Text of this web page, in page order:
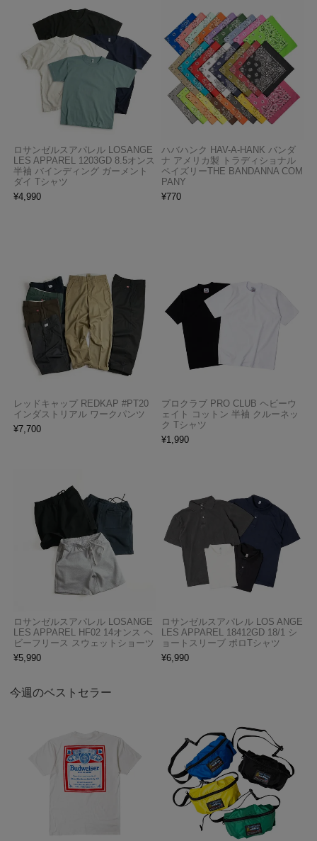
ロサンゼルスアパレル LOSANGE
LES APPAREL 1203GD 8.5オンス
半袖 バインディング ガーメント
ダイ Tシャツ
¥4,990
ハバハンク HAV-A-HANK バンダ
ナ アメリカ製 トラディショナル
ペイズリーTHE BANDANNA COM
PANY
¥770
レッドキャップ REDKAP #PT20
インダストリアル ワークパンツ
¥7,700
プロクラブ PRO CLUB ヘビーウ
ェイト コットン 半袖 クルーネッ
ク Tシャツ
¥1,990
ロサンゼルスアパレル LOSANGE
LES APPAREL HF02 14オンス ヘ
ビーフリース スウェットショーツ
¥5,990
ロサンゼルスアパレル LOS ANGE
LES APPAREL 18412GD 18/1 シ
ョートスリーブ ポロTシャツ
¥6,990
今週のベストセラー